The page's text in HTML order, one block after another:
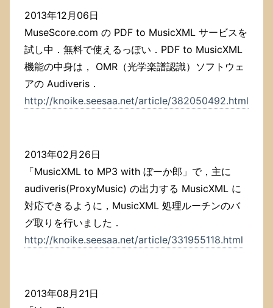
2013年12月06日
MuseScore.com の PDF to MusicXML サービスを
試し中．無料で使えるっぽい．PDF to MusicXML
機能の中身は， OMR（光学楽譜認識）ソフトウェ
アの Audiveris．
http://knoike.seesaa.net/article/382050492.html
2013年02月26日
「MusicXML to MP3 with ぼーか郎」で，主に
audiveris(ProxyMusic) の出力する MusicXML に
対応できるように，MusicXML 処理ルーチンのバ
グ取りを行いました．
http://knoike.seesaa.net/article/331955118.html
2013年08月21日